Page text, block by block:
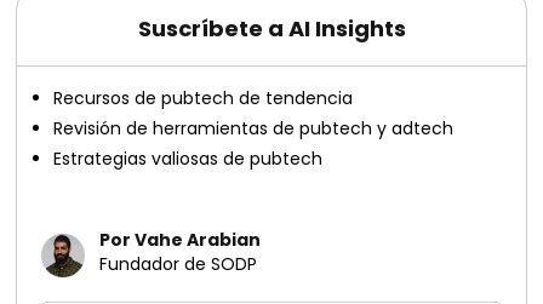
Suscríbete a AI Insights
Recursos de pubtech de tendencia
Revisión de herramientas de pubtech y adtech
Estrategias valiosas de pubtech
Por Vahe Arabian
Fundador de SODP